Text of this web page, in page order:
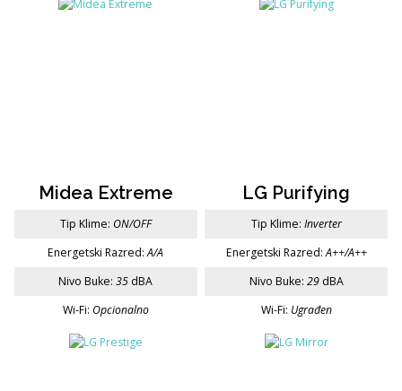
Midea Extreme
Tip Klime: ON/OFF
Energetski Razred: A/A
Nivo Buke: 35 dBA
Wi-Fi: Opcionalno
LG Purifying
Tip Klime: Inverter
Energetski Razred: A++/A++
Nivo Buke: 29 dBA
Wi-Fi: Ugrađen